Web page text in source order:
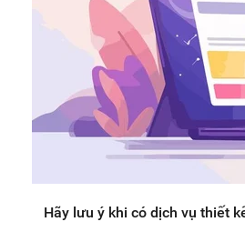
Hãy lưu ý khi có dịch vụ thiết